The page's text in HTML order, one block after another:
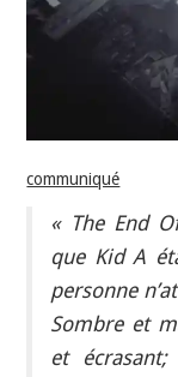
DOKO
communiqué
« The End
que Kid A
personne
Sombre et
et